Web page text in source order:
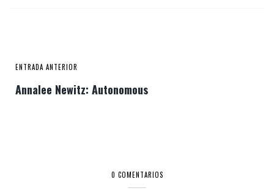
ENTRADA ANTERIOR
Annalee Newitz: Autonomous
0 COMENTARIOS